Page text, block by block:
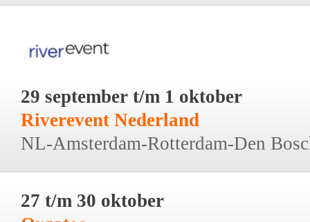
29 september t/m 1 oktober
Riverevent Nederland
NL-Amsterdam-Rotterdam-Den
27 t/m 30 oktober